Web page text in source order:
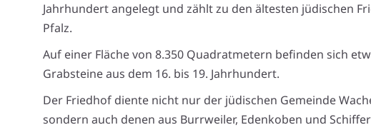
Jahrhundert angelegt und zählt zu den ältesten jüdischen
Pfalz.
Auf einer Fläche von 8.350 Quadratmetern befinden sich
Grabsteine aus dem 16. bis 19. Jahrhundert.
Der Friedhof diente nicht nur der jüdischen Gemeinde
sondern auch denen aus Burrweiler, Edenkoben und